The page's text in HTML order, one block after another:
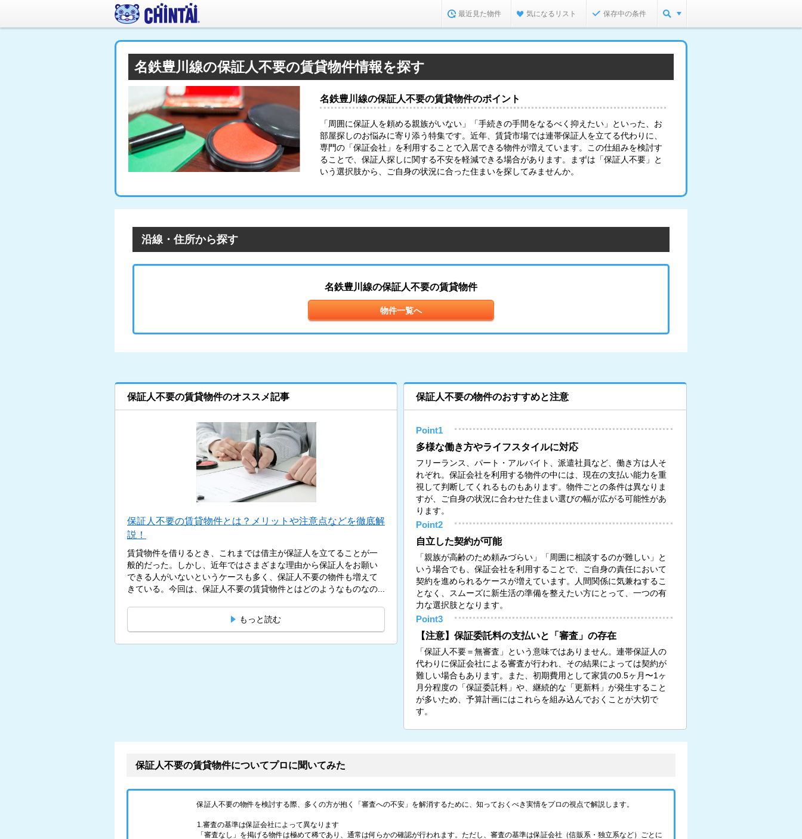
最近見た物件 気になるリスト 保存中の条件
名鉄豊川線の保証人不要の賃貸物件情報を探す
名鉄豊川線の保証人不要の賃貸物件のポイント
「周囲に保証人を頼める親族がいない」「手続きの手間をなるべく抑えたい」といった、お
部屋探しのお悩みに寄り添う特集です。近年、賃貸市場では連帯保証人を立てる代わりに、
専門の「保証会社」を利用することで入居できる物件が増えています。この仕組みを検討す
ることで、保証人探しに関する不安を軽減できる場合があります。まずは「保証人不要」と
いう選択肢から、ご自身の状況に合った住まいを探してみませんか。
沿線・住所から探す
名鉄豊川線の保証人不要の賃貸物件
物件一覧へ
保証人不要の賃貸物件のオススメ記事
保証人不要の賃貸物件とは？メリットや注意点などを徹底解
説！
賃貸物件を借りるとき、これまでは借主が保証人を立てることが一
般的だった。しかし、近年ではさまざまな理由から保証人をお願い
できる人がいないというケースも多く、保証人不要の物件も増えて
きている。今回は、保証人不要の賃貸物件とはどのようなものなの...
もっと読む
保証人不要の物件のおすすめと注意
Point1
多様な働き方やライフスタイルに対応
フリーランス、パート・アルバイト、派遣社員など、働き方は人そ
れぞれ。保証会社を利用する物件の中には、現在の支払い能力を重
視して判断してくれるものもあります。物件ごとの条件は異なりま
すが、ご自身の状況に合わせた住まい選びの幅が広がる可能性があ
ります。
Point2
自立した契約が可能
「親族が高齢のため頼みづらい」「周囲に相談するのが難しい」と
いう場合でも、保証会社を利用することで、ご自身の責任において
契約を進められるケースが増えています。人間関係に気兼ねするこ
となく、スムーズに新生活の準備を整えたい方にとって、一つの有
力な選択肢となります。
Point3
【注意】保証委託料の支払いと「審査」の存在
「保証人不要＝無審査」という意味ではありません。連帯保証人の
代わりに保証会社による審査が行われ、その結果によっては契約が
難しい場合もあります。また、初期費用として家賃の0.5ヶ月〜1ヶ
月分程度の「保証委託料」や、継続的な「更新料」が発生すること
が多いため、予算計画にはこれらを組み込んでおくことが大切で
す。
保証人不要の賃貸物件についてプロに聞いてみた
保証人不要の物件を検討する際、多くの方が抱く「審査への不安」を解消するために、知っておくべき実情をプロの視点で解説します。
1.審査の基準は保証会社によって異なります
「審査なし」を掲げる物件は極めて稀であり、通常は何らかの確認が行われます。ただし、審査の基準は保証会社（信販系・独立系など）ごとに